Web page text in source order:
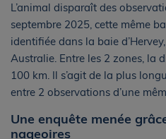
L’animal disparaît des
septembre 2025, cette même
identifiée dans la baie
Australie. Entre les 2 zones, la
100 km. Il s’agit de la plus
entre 2 observations d’une
Une enquête menée
nageoires